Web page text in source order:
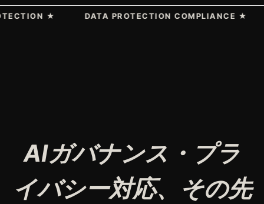
★ DATA PROTECTION COMPLIANCE ★ AI
AIガバナンス・プラ
イバシー対応、その先